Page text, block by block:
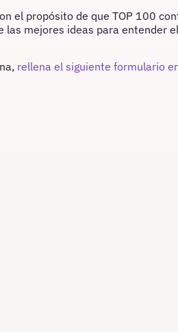
el propósito de que TOP 100
mejores ideas para entender
rellena el siguiente formulario